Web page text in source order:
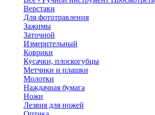
Верстаки
Для фототравления
Зажимы
Заточной
Измерительный
Коврики
Кусачки, плоскогубцы
Метчики и плашки
Молотки
Наждачная бумага
Ножи
Лезвия для ножей